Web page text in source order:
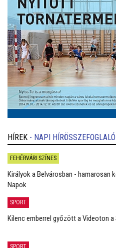
HÍREK - NAPI HÍRÖSSZEFOGLALÓ
FEHÉRVÁRI SZÍNES
Királyok a Belvárosban - hamarosan
Napok
SPORT
Kilenc emberrel győzött a Videoton
SPORT